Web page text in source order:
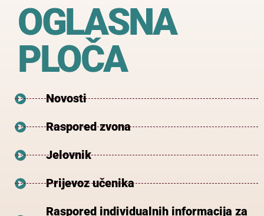
OGLASNA
PLOČA
Novosti
Raspored zvona
Jelovnik
Prijevoz učenika
Raspored individualnih informacija za